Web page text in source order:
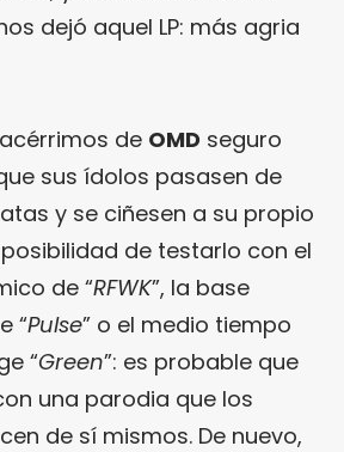
dejó aquel LP: más agria
de OMD seguro
sus ídolos pasasen de
y se ciñesen a su propio
de testarlo con el
de “RFWK”, la base
“Pulse” o el medio tiempo
“Green”: es probable que
una parodia que los
de sí mismos. De nuevo,